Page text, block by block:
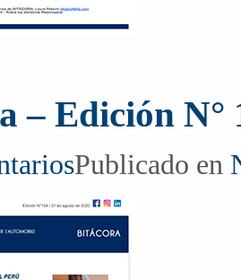
– Edición N°
Publicado en